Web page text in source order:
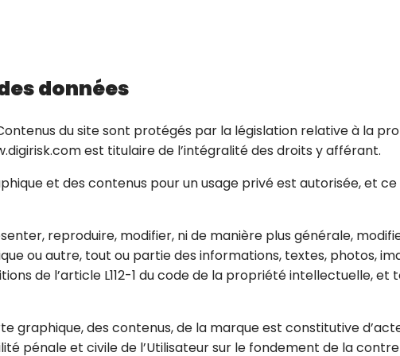
données
du site sont protégés par la législation relative à la
est titulaire de l’intégralité des droits y afférant.
et des contenus pour un usage privé est autorisée, et
reproduire, modifier, ni de manière plus générale,
ou autre, tout ou partie des informations, textes, photos,
de l’article L112-1 du code de la propriété intellectuelle,
graphique, des contenus, de la marque est constitutive
pénale et civile de l’Utilisateur sur le fondement de la